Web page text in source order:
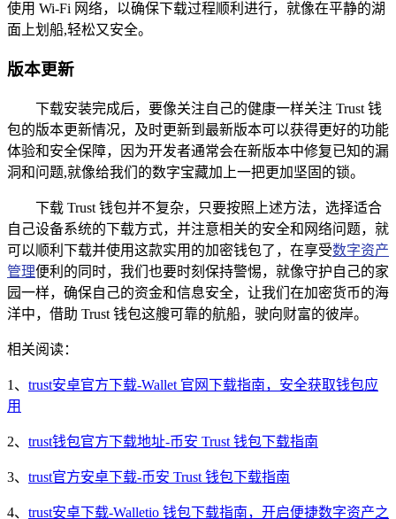
使用 Wi-Fi 网络，以确保下载过程顺利进行，就像在平静的湖
面上划船,轻松又安全。
版本更新
下载安装完成后，要像关注自己的健康一样关注 Trust 钱
包的版本更新情况，及时更新到最新版本可以获得更好的功能
体验和安全保障，因为开发者通常会在新版本中修复已知的漏
洞和问题,就像给我们的数字宝藏加上一把更加坚固的锁。
下载 Trust 钱包并不复杂，只要按照上述方法，选择适合
自己设备系统的下载方式，并注意相关的安全和网络问题，就
可以顺利下载并使用这款实用的加密钱包了，在享受数字资产
管理便利的同时，我们也要时刻保持警惕，就像守护自己的家
园一样，确保自己的资金和信息安全，让我们在加密货币的海
洋中，借助 Trust 钱包这艘可靠的航船，驶向财富的彼岸。
相关阅读：
1、 trust安卓官方下载-Wallet 官网下载指南，安全获取钱包应
用
2、 trust钱包官方下载地址-币安 Trust 钱包下载指南
3、 trust官方安卓下载-币安 Trust 钱包下载指南
4、 trust安卓下载-Walletio 钱包下载指南，开启便捷数字资产之